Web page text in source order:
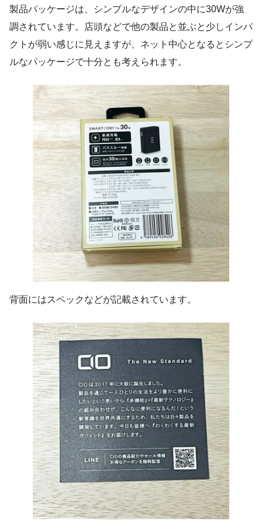
製品パッケージは、シンプルなデザインの中に30Wが強
調されています。店頭などで他の製品と並ぶと少しインパ
クトが弱い感じに見えますが、ネット中心となるとシンプ
ルなパッケージで十分とも考えられます。
背面にはスペックなどが記載されています。